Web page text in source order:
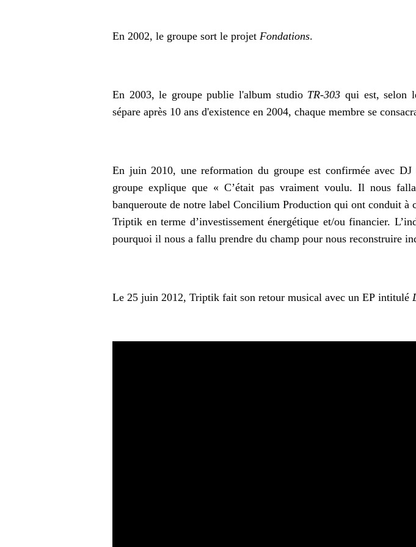
En 2002, le groupe sort le projet Fondations.
En 2003, le groupe publie l'album studio TR-303 qui est, selon
sépare après 10 ans d'existence en 2004, chaque membre se
En juin 2010, une reformation du groupe est confirmée avec
groupe explique que « C’était pas vraiment voulu. Il nous
banqueroute de notre label Concilium Production qui ont conduit à
Triptik en terme d’investissement énergétique et/ou financier.
pourquoi il nous a fallu prendre du champ pour nous reconstruire
Le 25 juin 2012, Triptik fait son retour musical avec un EP intitulé